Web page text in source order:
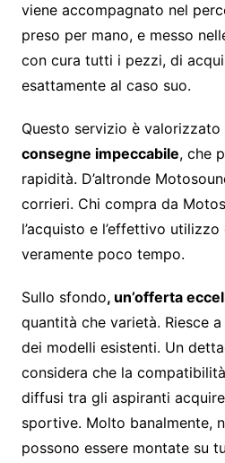
viene accompagnato nel
preso per mano, e messo
con cura tutti i pezzi, di
esattamente al caso suo.
Questo servizio è valorizzato
consegne impeccabile, che
rapidità. D’altronde
corrieri. Chi compra da
l’acquisto e l’effettivo utilizzo
veramente poco tempo.
Sullo sfondo, un’offerta
quantità che varietà. Riesce
dei modelli esistenti. Un
considera che la
diffusi tra gli aspiranti
sportive. Molto banalmente,
possono essere montate su